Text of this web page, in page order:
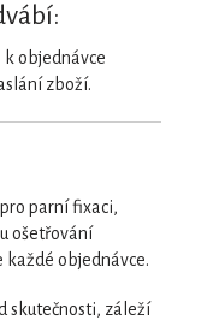
objednávce
zboží.
parní fixaci,
ošetřování
objednávce.
skutečnosti, záleží